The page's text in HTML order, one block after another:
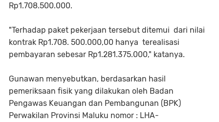
Rp1.708.500.000.
"Terhadap paket pekerjaan tersebut ditemui dari nilai
kontrak Rp1.708. 500.000,00 hanya terealisasi
pembayaran sebesar Rp1.281.375.000," katanya.
Gunawan menyebutkan, berdasarkan hasil
pemeriksaan fisik yang dilakukan oleh Badan
Pengawas Keuangan dan Pembangunan (BPK)
Perwakilan Provinsi Maluku nomor : LHA-